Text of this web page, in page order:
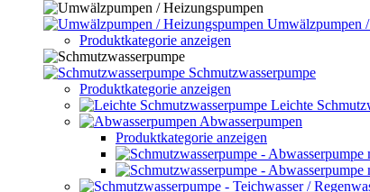
Umwälzpumpen
Produktkategorie anzeigen
Schmutzwasserpumpe
Produktkategorie anzeigen
Leichte
Abwasserpumpen
Produktkategorie anzeigen